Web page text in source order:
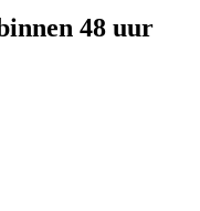
48 uur